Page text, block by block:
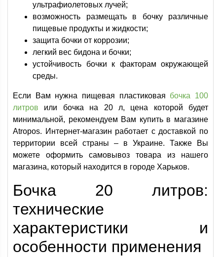
ультрафиолетовых лучей;
возможность размещать в бочку различные
пищевые продукты и жидкости;
защита бочки от коррозии;
легкий вес бидона и бочки;
устойчивость бочки к факторам окружающей
среды.
Если Вам нужна пищевая пластиковая бочка 100
литров или бочка на 20 л, цена которой будет
минимальной, рекомендуем Вам купить в магазине
Atropos. Интернет-магазин работает с доставкой по
территории всей страны – в Украине. Также Вы
можете оформить самовывоз товара из нашего
магазина, который находится в городе Харьков.
Бочка 20 литров:
технические
характеристики и
особенности применения